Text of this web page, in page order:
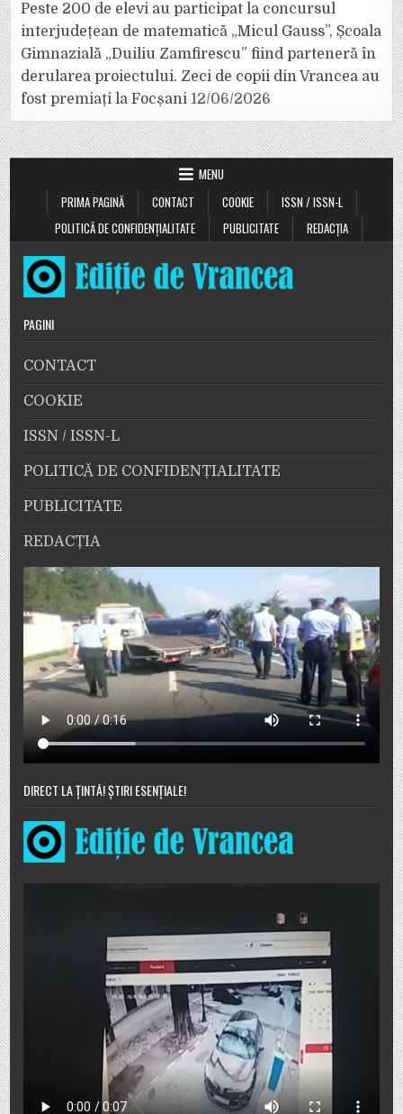
Peste 200 de elevi au participat la concursul
interjudețean de matematică „Micul Gauss”, Școala
Gimnazială „Duiliu Zamfirescu” fiind parteneră în
derularea proiectului. Zeci de copii din Vrancea au
fost premiați la Focșani 12/06/2026
MENU
PRIMA PAGINĂ
CONTACT COOKIE
ISSN / ISSN-L
POLITICĂ DE CONFIDENȚIALITATE
PUBLICITATE REDACȚIA
PAGINI
CONTACT
COOKIE
ISSN / ISSN-L
POLITICĂ DE CONFIDENȚIALITATE
PUBLICITATE
REDACȚIA
DIRECT LA ȚINTĂ! ȘTIRI ESENȚIALE!